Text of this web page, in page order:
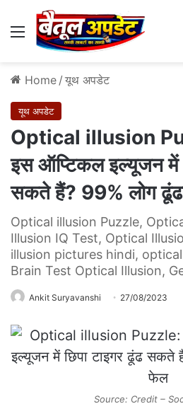
Menu
Home / यूथ अपडेट
यूथ अपडेट
Optical illusion
इस ऑप्टिकल इल्यूजन में
सकते हैं? 99% लोग
Optical illusion Puzzle,
Illusion IQ Test, Optical
illusion pictures hindi,
Brain Test Optical Illusion,
Ankit Suryavanshi 27/08/2023
Source: Credit –